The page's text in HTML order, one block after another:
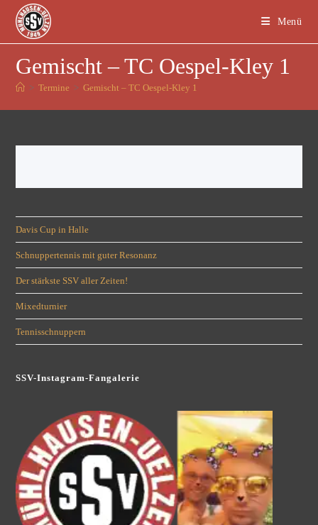
Menü
Gemischt – TC Oespel-Kley 1
> Termine > Gemischt – TC Oespel-Kley 1
Davis Cup in Halle
Schnuppertennis mit guter Resonanz
Der stärkste SSV aller Zeiten!
Mixedturnier
Tennisschnuppern
SSV-Instagram-Fangalerie